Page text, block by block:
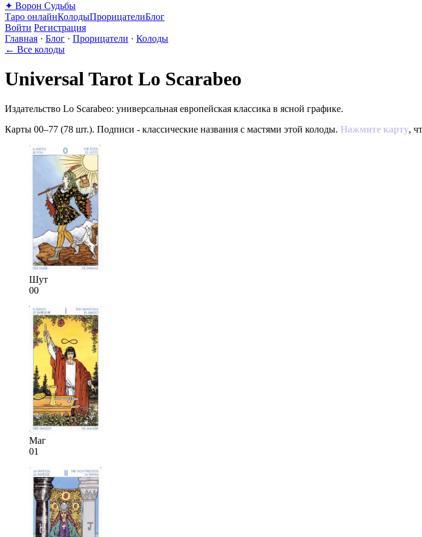
✦ Ворон Судьбы
Таро онлайнКолодыПрорицателиБлог
Войти Регистрация
Главная · Блог · Прорицатели · Колоды
← Все колоды
Universal Tarot Lo Scarabeo
Издательство Lo Scarabeo: универсальная европейская классика в ясной графике.
Карты 00–77 (78 шт.). Подписи - классические названия с мастями этой колоды. Нажмите карту,
Шут
00
Маг
01